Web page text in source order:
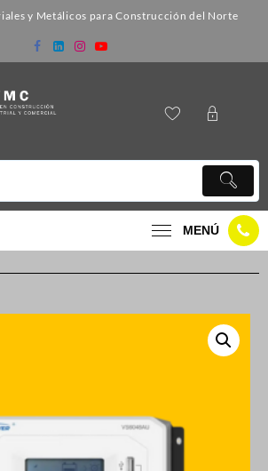
y Metálicos para Construcción del Norte
MENÚ